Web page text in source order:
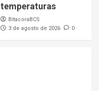
temperaturas
BitacoraBCS
3 de agosto de 2026
0